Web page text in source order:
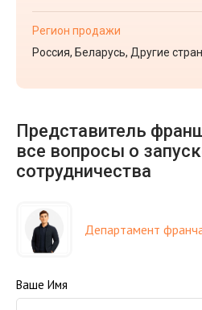
Регион продажи
Россия, Беларусь, Другие
Представитель
все вопросы о
сотрудничества
Департамент
Ваше Имя